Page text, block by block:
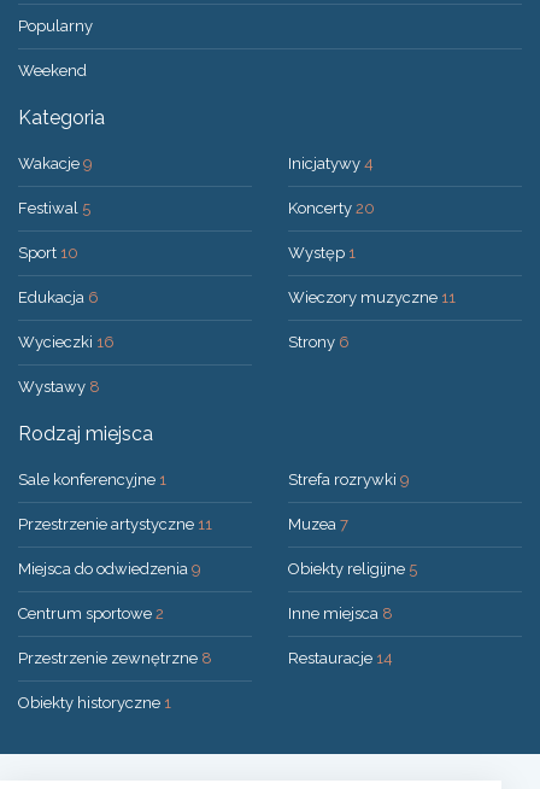
Popularny
Weekend
Kategoria
Wakacje 9
Festiwal 5
Sport 10
Edukacja 6
Wycieczki 16
Wystawy 8
Inicjatywy 4
Koncerty 20
Występ 1
Wieczory muzyczne 11
Strony 6
Rodzaj miejsca
Sale konferencyjne 1
Przestrzenie artystyczne 11
Miejsca do odwiedzenia 9
Centrum sportowe 2
Przestrzenie zewnętrzne 8
Obiekty historyczne 1
Strefa rozrywki 9
Muzea 7
Obiekty religijne 5
Inne miejsca 8
Restauracje 14